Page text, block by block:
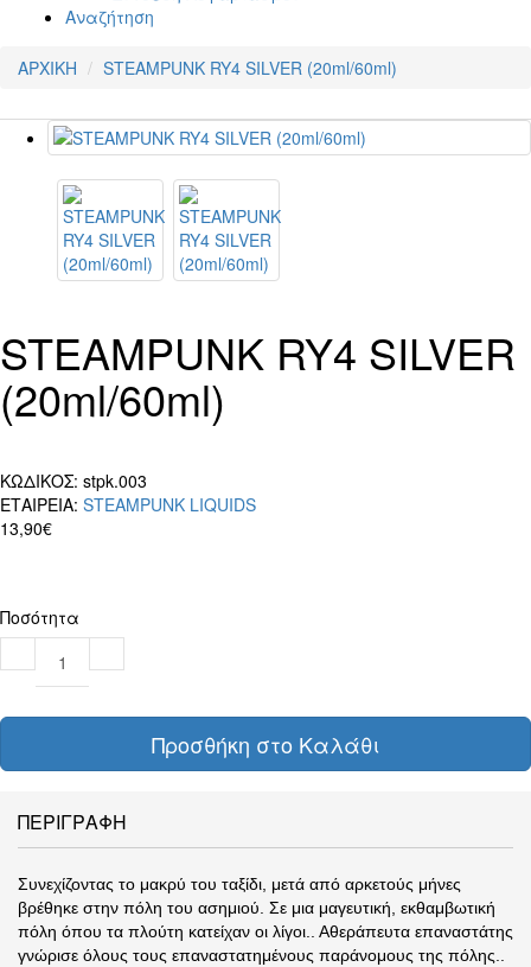
Αναζήτηση
ΑΡΧΙΚΗ STEAMPUNK RY4 SILVER (20ml/60ml)
STEAMPUNK RY4 SILVER
(20ml/60ml)
ΚΩΔΙΚΟΣ: stpk.003
ΕΤΑΙΡΕΙΑ: STEAMPUNK LIQUIDS
13,90€
Ποσότητα
Προσθήκη στο Καλάθι
ΠΕΡΙΓΡΑΦΗ
Συνεχίζοντας το μακρύ του ταξίδι, μετά από αρκετούς μήνες
βρέθηκε στην πόλη του ασημιού. Σε μια μαγευτική, εκθαμβωτική
πόλη όπου τα πλούτη κατείχαν οι λίγοι.. Αθεράπευτα επαναστάτης
γνώρισε όλους τους επαναστατημένους παράνομους της πόλης..